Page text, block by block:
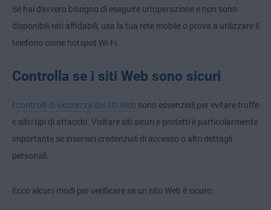
Se hai davvero bisogno di eseguire un'operazione e non sono
disponibili reti affidabili, usa la tua rete mobile o prova a utilizzare il
telefono come hotspot Wi-Fi.
Controlla se i siti Web sono sicuri
I controlli di sicurezza dei siti Web sono essenziali per evitare truffe
e altri tipi di attacchi. Visitare siti sicuri e protetti è particolarmente
importante se inserisci credenziali di accesso o altri dettagli
personali.
Ecco alcuni modi per verificare se un sito Web è sicuro: